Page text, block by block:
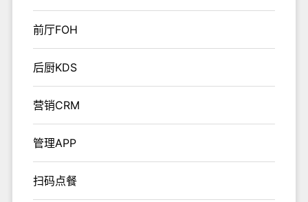
前厅FOH
后厨KDS
营销CRM
管理APP
扫码点餐